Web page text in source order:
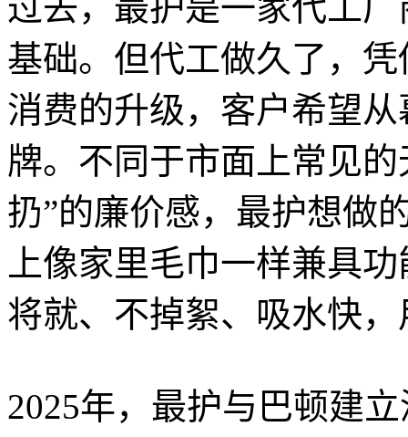
基础。但代工做久了，
消费的升级，客户希望
牌。不同于市面上常见
扔”的廉价感，最护想做
上像家里毛巾一样兼具
将就、不掉絮、吸水快
2025年，最护与巴顿建